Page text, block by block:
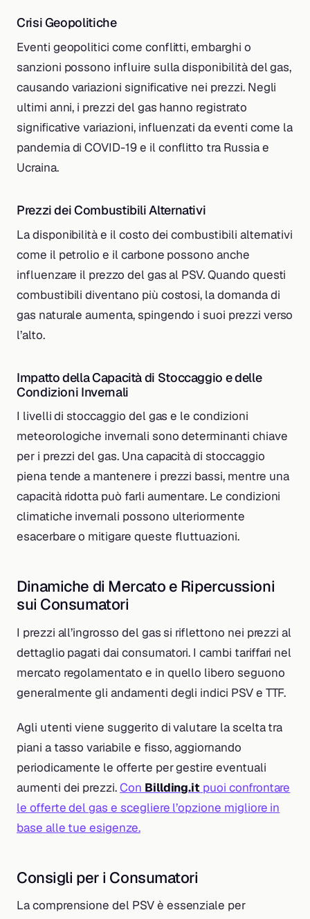
Crisi Geopolitiche
Eventi geopolitici come conflitti, embarghi o
sanzioni possono influire sulla disponibilità del gas,
causando variazioni significative nei prezzi. Negli
ultimi anni, i prezzi del gas hanno registrato
significative variazioni, influenzati da eventi come la
pandemia di COVID-19 e il conflitto tra Russia e
Ucraina.
Prezzi dei Combustibili Alternativi
La disponibilità e il costo dei combustibili alternativi
come il petrolio e il carbone possono anche
influenzare il prezzo del gas al PSV. Quando questi
combustibili diventano più costosi, la domanda di
gas naturale aumenta, spingendo i suoi prezzi verso
l’alto.
Impatto della Capacità di Stoccaggio e delle
Condizioni Invernali
I livelli di stoccaggio del gas e le condizioni
meteorologiche invernali sono determinanti chiave
per i prezzi del gas. Una capacità di stoccaggio
piena tende a mantenere i prezzi bassi, mentre una
capacità ridotta può farli aumentare. Le condizioni
climatiche invernali possono ulteriormente
esacerbare o mitigare queste fluttuazioni.
Dinamiche di Mercato e Ripercussioni
sui Consumatori
I prezzi all’ingrosso del gas si riflettono nei prezzi al
dettaglio pagati dai consumatori. I cambi tariffari nel
mercato regolamentato e in quello libero seguono
generalmente gli andamenti degli indici PSV e TTF.
Agli utenti viene suggerito di valutare la scelta tra
piani a tasso variabile e fisso, aggiornando
periodicamente le offerte per gestire eventuali
aumenti dei prezzi.Con Billding.it puoi confrontare
le offerte del gas e scegliere l’opzione migliore in
base alle tue esigenze.
Consigli per i Consumatori
La comprensione del PSV è essenziale per